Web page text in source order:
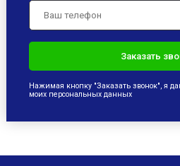
Нажимая кнопку "Заказать звонок", я
моих персональных данных